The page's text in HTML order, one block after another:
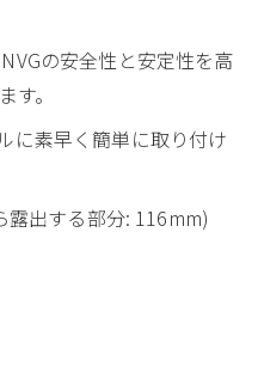
の安全性と安定性を高
。
に素早く簡単に取り付け
露出する部分: 116mm)